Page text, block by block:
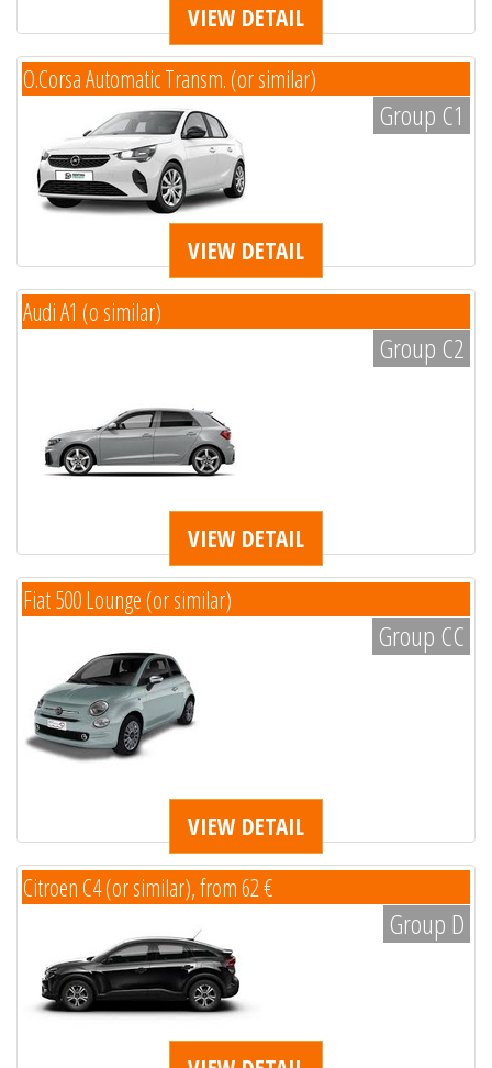
VIEW DETAIL
O.Corsa Automatic Transm. (or similar)
Group C1
VIEW DETAIL
Audi A1 (o similar)
Group C2
VIEW DETAIL
Fiat 500 Lounge (or similar)
Group CC
VIEW DETAIL
Citroen C4 (or similar), from 62 €
Group D